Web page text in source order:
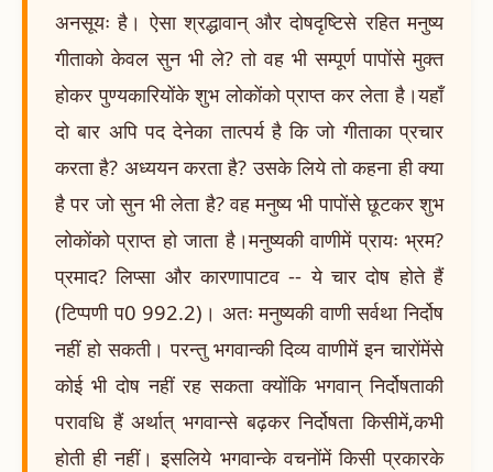
अनसूयः है। ऐसा श्रद्धावान् और दोषदृष्टिसे रहित मनुष्य
गीताको केवल सुन भी ले? तो वह भी सम्पूर्ण पापोंसे मुक्त
होकर पुण्यकारियोंके शुभ लोकोंको प्राप्त कर लेता है।यहाँ
दो बार अपि पद देनेका तात्पर्य है कि जो गीताका प्रचार
करता है? अध्ययन करता है? उसके लिये तो कहना ही क्या
है पर जो सुन भी लेता है? वह मनुष्य भी पापोंसे छूटकर शुभ
लोकोंको प्राप्त हो जाता है।मनुष्यकी वाणीमें प्रायः भ्रम?
प्रमाद? लिप्सा और कारणापाटव -- ये चार दोष होते हैं
(टिप्पणी प0 992.2)। अतः मनुष्यकी वाणी सर्वथा निर्दोष
नहीं हो सकती। परन्तु भगवान्की दिव्य वाणीमें इन चारोंमेंसे
कोई भी दोष नहीं रह सकता क्योंकि भगवान् निर्दोषताकी
परावधि हैं अर्थात् भगवान्से बढ़कर निर्दोषता किसीमें,कभी
होती ही नहीं। इसलिये भगवान्के वचनोंमें किसी प्रकारके